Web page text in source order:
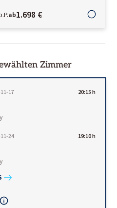
ab1.698 €
Zimmer
17 20:15 h
24 19:10 h